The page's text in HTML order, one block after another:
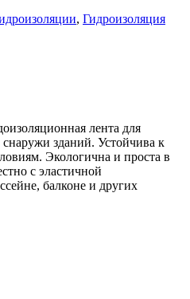
, Гидроизоляция
лента для
зданий. Устойчива к
Экологична и проста в
с эластичной
балконе и других